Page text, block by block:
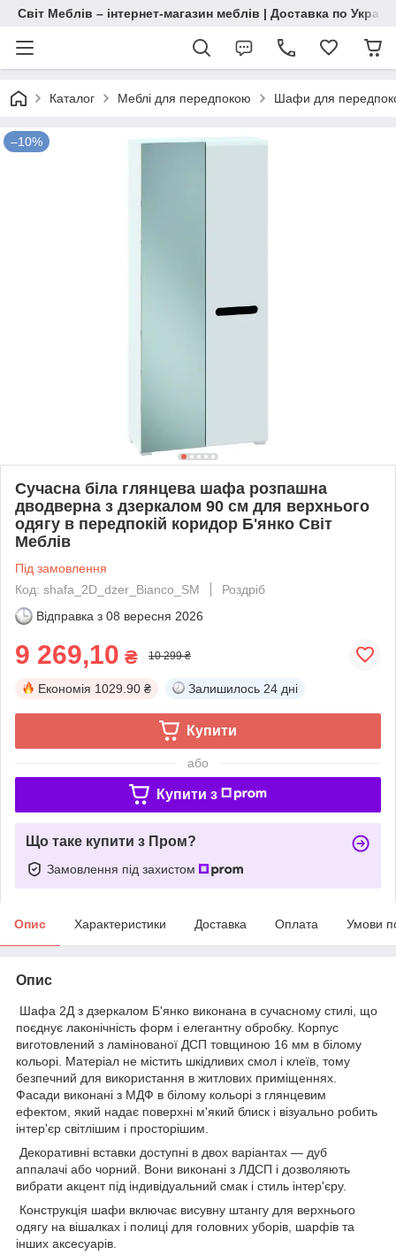
Світ Меблів – інтернет-магазин меблів | Доставка по
Каталог Меблі для передпокою Шафи для
–10%
Сучасна біла глянцева шафа розпашна
дводверна з дзеркалом 90 см для верхнього
одягу в передпокій коридор Б'янко Світ
Меблів
Під замовлення
Код: shafa_2D_dzer_Bianco_SM
Роздріб
Відправка з 08 вересня 2026
9 269,10 ₴ 10 299 ₴
Економія 1029.90 ₴ Залишилось 24 дні
Купити
або
Купити з
Що таке купити з Пром?
Замовлення під захистом
Опис Характеристики Доставка Оплата Умови
Опис
Шафа 2Д з дзеркалом Б'янко виконана в сучасному стилі, що
поєднує лаконічність форм і елегантну обробку. Корпус
виготовлений з ламінованої ДСП товщиною 16 мм в білому
кольорі. Матеріал не містить шкідливих смол і клеїв, тому
безпечний для використання в житлових приміщеннях.
Фасади виконані з МДФ в білому кольорі з глянцевим
ефектом, який надає поверхні м'який блиск і візуально робить
інтер'єр світлішим і просторішим.
Декоративні вставки доступні в двох варіантах — дуб
аппалачі або чорний. Вони виконані з ЛДСП і дозволяють
вибрати акцент під індивідуальний смак і стиль інтер'єру.
Конструкція шафи включає висувну штангу для верхнього
одягу на вішалках і полиці для головних уборів, шарфів та
інших аксесуарів.